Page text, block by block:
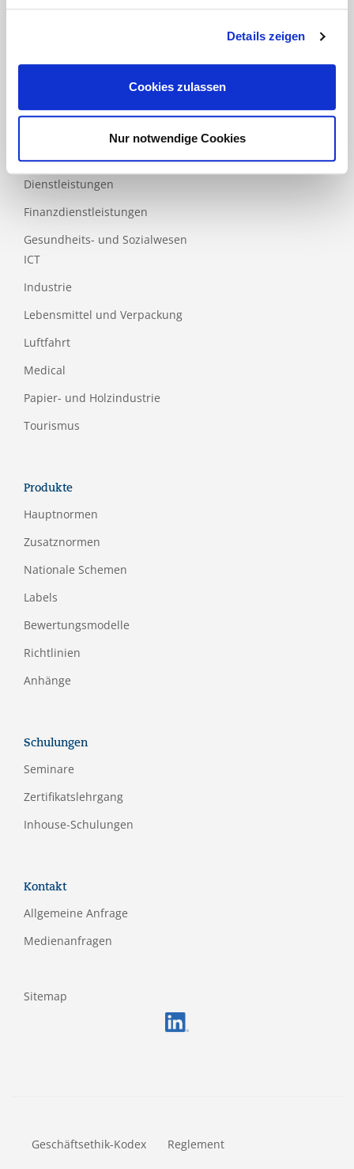
Details zeigen
Cookies zulassen
Nur notwendige Cookies
Dienstleistungen
Finanzdienstleistungen
Gesundheits- und Sozialwesen
ICT
Industrie
Lebensmittel und Verpackung
Luftfahrt
Medical
Papier- und Holzindustrie
Tourismus
Produkte
Hauptnormen
Zusatznormen
Nationale Schemen
Labels
Bewertungsmodelle
Richtlinien
Anhänge
Schulungen
Seminare
Zertifikatslehrgang
Inhouse-Schulungen
Kontakt
Allgemeine Anfrage
Medienanfragen
Sitemap
Geschäftsethik-Kodex Reglement